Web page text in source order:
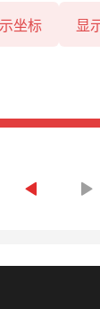
坐标 显